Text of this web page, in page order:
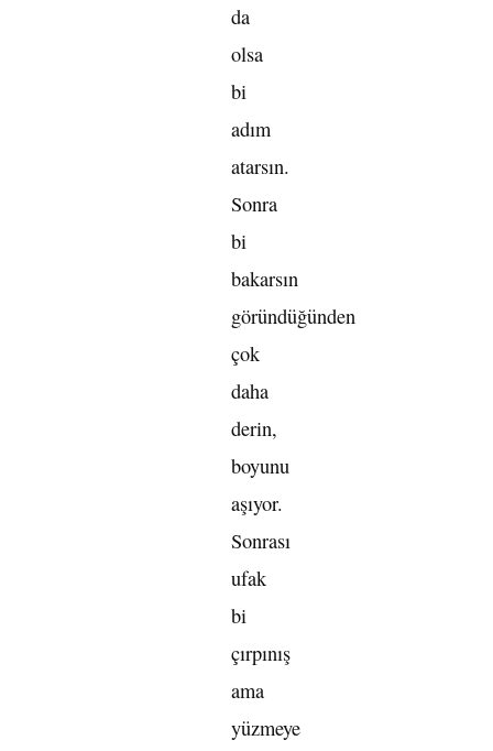
da
olsa
bi
adım
atarsın.
Sonra
bi
bakarsın
göründüğünden
çok
daha
derin,
boyunu
aşıyor.
Sonrası
ufak
bi
çırpınış
ama
yüzmeye